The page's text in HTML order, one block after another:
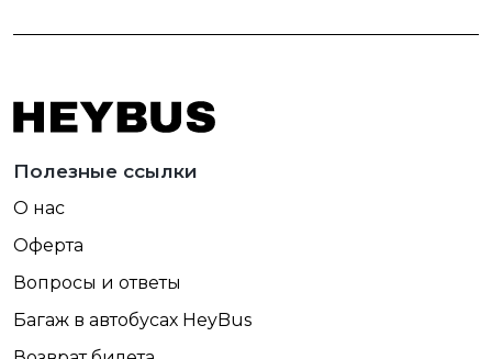
Полезные ссылки
О нас
Оферта
Вопросы и ответы
Багаж в автобусах HeyBus